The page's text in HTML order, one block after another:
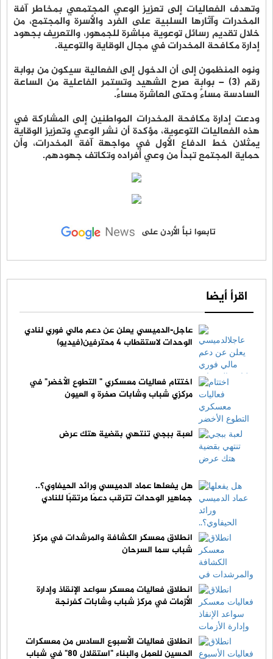
وتهدف الفعاليات إلى تعزيز الوعي المجتمعي بمخاطر آفة
المخدرات وآثارها السلبية على الفرد والأسرة والمجتمع، من
خلال تقديم رسائل توعوية مباشرة للجمهور، والتعريف بجهود
إدارة مكافحة المخدرات في مجال الوقاية والتوعية.
ونوه المنظمون إلى أن الدخول إلى الفعالية سيكون من بوابة
رقم (3) – بوابة صرح الشهيد وتستمر الفاعلية من الساعة
السادسة مساءً وحتى العاشرة مساءً.
ودعت إدارة مكافحة المخدرات المواطنين إلى المشاركة في
هذه الفعاليات التوعوية، مؤكدة أن نشر الوعي وتعزيز الوقاية
يمثلان خط الدفاع الأول في مواجهة آفة المخدرات، وأن
حماية المجتمع تبدأ من وعي أفراده وتكاتف جهودهم.
تابعوا نبأ الأردن على
اقرأ أيضا
عاجل-الدميسي يعلن عن دعم مالي فوري لنادي
الوحدات لاستقطاب 4 محترفين(فيديو)
اختتام فعاليات معسكري " التطوع الأخضر" في
مركزي شباب وشابات صخرة و العيون
لعبة ببجي تنتهي بقضية هتك عرض
هل يفعلها عماد الدميسي ورائد الحيفاوي؟..
جماهير الوحدات تترقب دعمًا مرتقبًا للنادي
انطلاق معسكر الكشافة والمرشدات في مركز
شباب سما السرحان
انطلاق فعاليات معسكر سواعد الإنقاذ وإدارة
الأزمات في مركز شباب وشابات كفرنجة
انطلاق فعاليات الأسبوع السادس من معسكرات
الحسين للعمل والبناء "استقلال 80" في شباب